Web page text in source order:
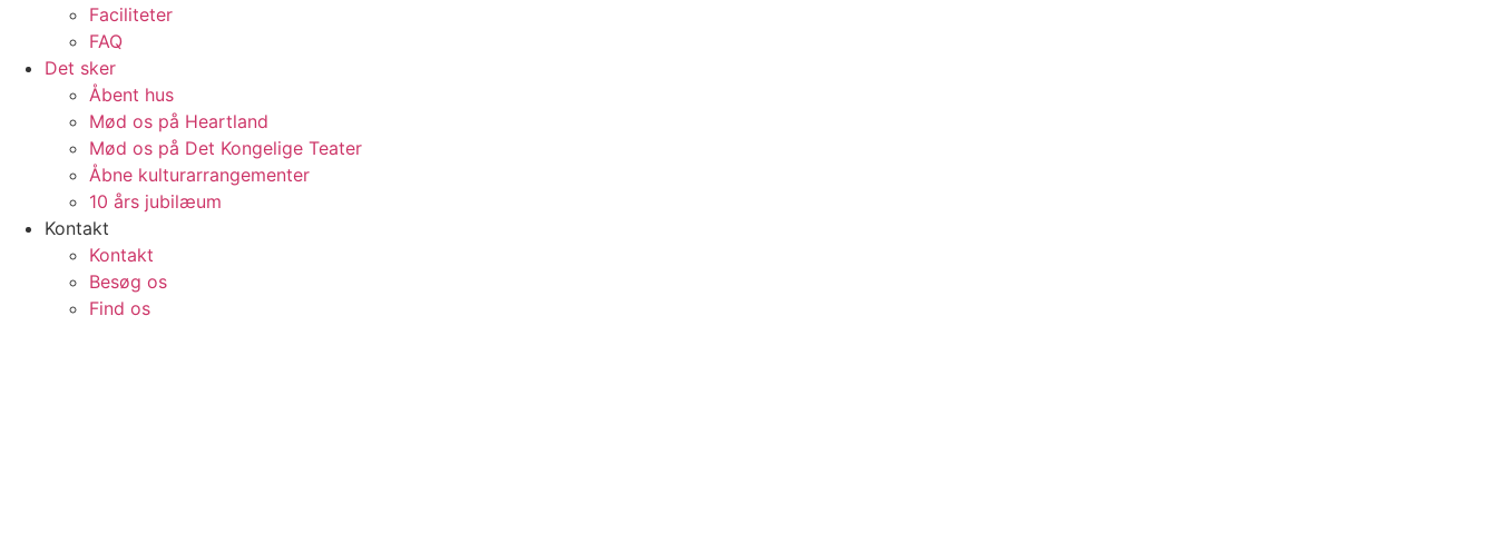
Faciliteter
FAQ
Det sker
Åbent hus
Mød os på Heartland
Mød os på Det Kongelige Teater
Åbne kulturarrangementer
10 års jubilæum
Kontakt
Kontakt
Besøg os
Find os